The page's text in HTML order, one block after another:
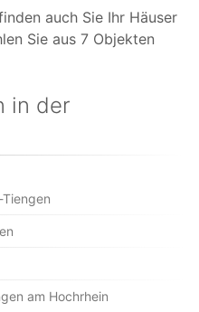
auch Sie Ihr Häuser
Sie aus 7 Objekten
in der
am Hochrhein